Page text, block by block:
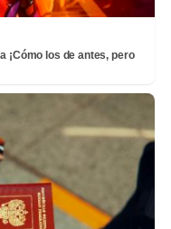
¡Cómo los de antes, pero